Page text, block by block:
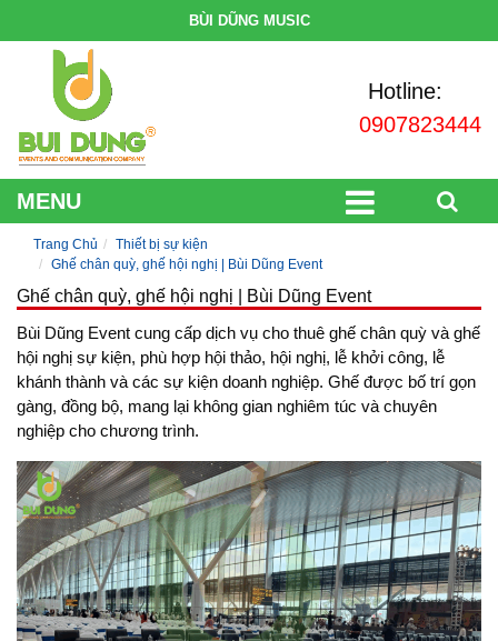
BÙI DŨNG MUSIC
Hotline:
0907823444
MENU
Trang Chủ
Thiết bị sự kiện
Ghế chân quỳ, ghế hội nghị | Bùi Dũng Event
Ghế chân quỳ, ghế hội nghị | Bùi Dũng Event
Bùi Dũng Event cung cấp dịch vụ cho thuê ghế chân quỳ và ghế
hội nghị sự kiện, phù hợp hội thảo, hội nghị, lễ khởi công, lễ
khánh thành và các sự kiện doanh nghiệp. Ghế được bố trí gọn
gàng, đồng bộ, mang lại không gian nghiêm túc và chuyên
nghiệp cho chương trình.